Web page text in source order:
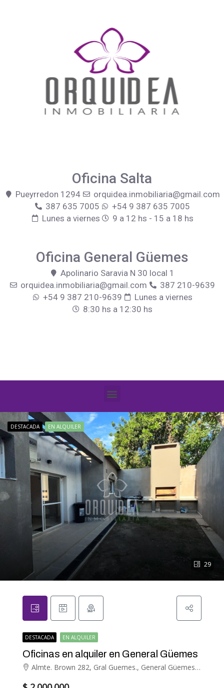
Oficina Salta
Pueyrredon 1294
orquidea.inmobiliaria@gmail.com
387 635 7005
+54 9 387 635 7005
Lunes a viernes
9 a 12 hs - 15 a 18 hs
Oficina General Güemes
Apolinario Saravia N 30 local 1
orquidea.inmobiliaria@gmail.com
387 210-9639
+54 9 387 210-9639
Lunes a viernes
8:30 hs a 12:30 hs
29
DESTACADA EN ALQUILER
DESTACADA EN ALQUILER
Oficinas en alquiler en General Güemes
Almte. Brown 282, Gral Guemes., General Güemes, General Güemes